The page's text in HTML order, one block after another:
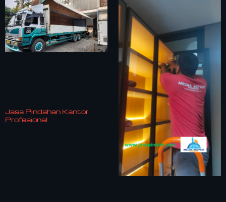
Jasa Pindahan Kantor
Profesional